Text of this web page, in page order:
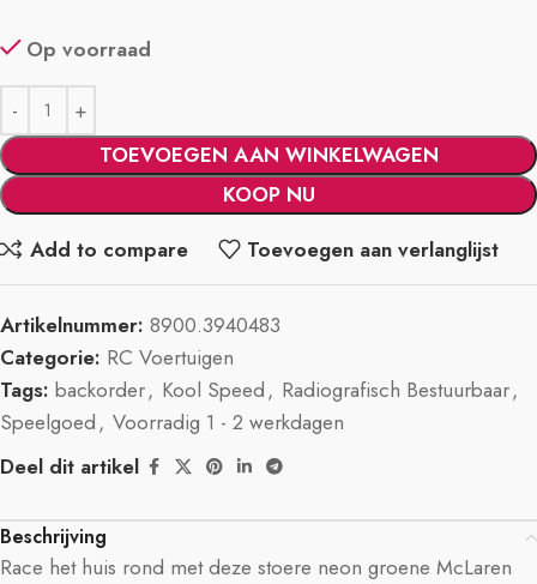
Op voorraad
TOEVOEGEN AAN WINKELWAGEN
KOOP NU
Add to compare
Toevoegen aan verlanglijst
Artikelnummer: 8900.3940483
Categorie: RC Voertuigen
Tags: backorder, Kool Speed, Radiografisch Bestuurbaar,
Speelgoed, Voorradig 1 - 2 werkdagen
Deel dit artikel
Beschrijving
Race het huis rond met deze stoere neon groene McLaren